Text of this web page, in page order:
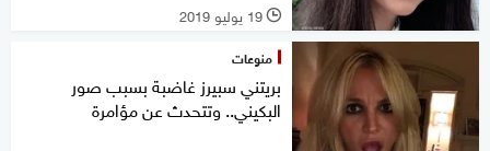
l 19 يوليو 2019
منوعات
بريتني سبيرز غاضبة بسبب صور
البكيني.. وتتحدث عن مؤامرة